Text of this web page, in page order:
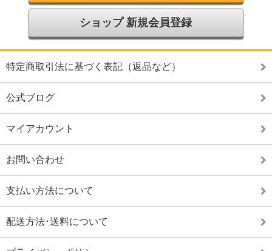
ショップ 新規会員登録
特定商取引法に基づく表記（返品など）
公式ブログ
マイアカウント
お問い合わせ
支払い方法について
配送方法･送料について